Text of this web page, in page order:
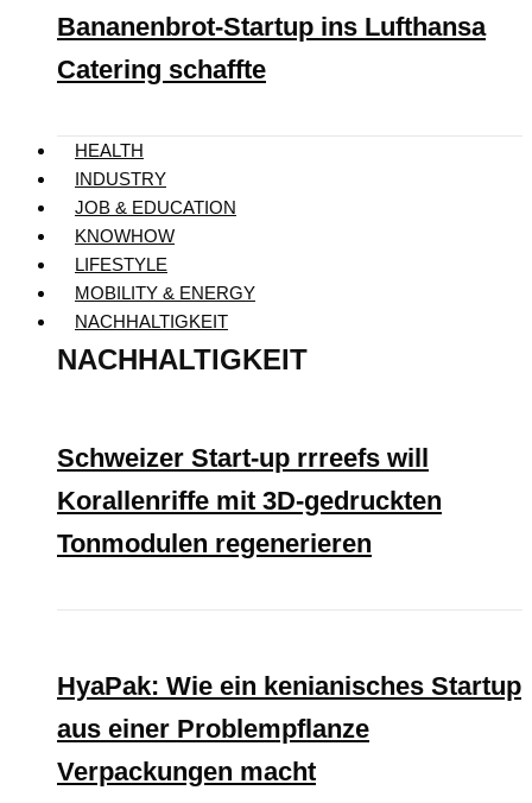
Bananenbrot-Startup ins Lufthansa
Catering schaffte
HEALTH
INDUSTRY
JOB & EDUCATION
KNOWHOW
LIFESTYLE
MOBILITY & ENERGY
NACHHALTIGKEIT
NACHHALTIGKEIT
Schweizer Start-up rrreefs will
Korallenriffe mit 3D-gedruckten
Tonmodulen regenerieren
HyaPak: Wie ein kenianisches Startup
aus einer Problempflanze
Verpackungen macht